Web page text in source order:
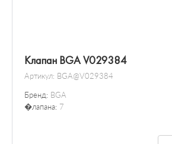
Клапан BGA V029384
Артикул: BGA@V029384
Бренд: BGA
�лапана: 7